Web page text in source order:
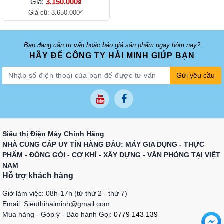
Giá cũ: 3.650.000₫
Bạn đang cần tư vấn hoặc báo giá sản phẩm ngay hôm nay?
HÃY ĐỂ CÔNG TY HẢI MINH GIÚP BẠN
Gửi yêu cầu
Siêu thị Điện Máy Chính Hãng
NHÀ CUNG CẤP UY TÍN HÀNG ĐẦU: MÁY GIA DỤNG - THỰC
PHẨM - ĐÓNG GÓI - CƠ KHÍ - XÂY DỰNG - VĂN PHÒNG TẠI VIỆT
NAM
Hỗ trợ khách hàng
Giờ làm việc: 08h-17h (từ thứ 2 - thứ 7)
Email: Sieuthihaiminh@gmail.com
Mua hàng - Góp ý - Bảo hành Gọi: 0779 143 139